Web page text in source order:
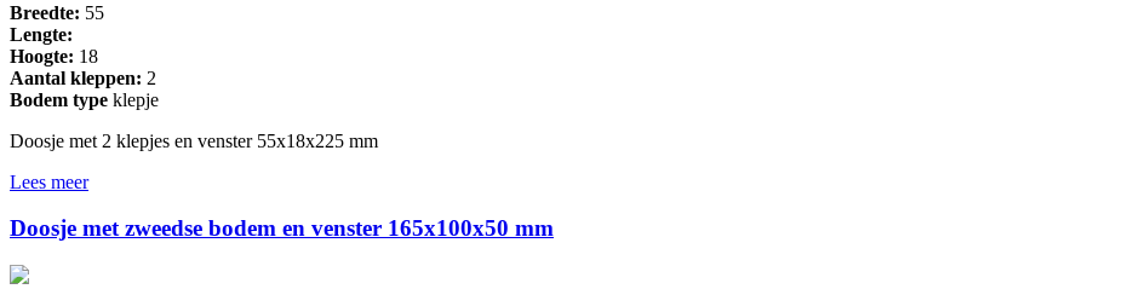
Breedte: 55
Lengte:
Hoogte: 18
Aantal kleppen: 2
Bodem type klepje
Doosje met 2 klepjes en venster 55x18x225 mm
Lees meer
Doosje met zweedse bodem en venster 165x100x50 mm